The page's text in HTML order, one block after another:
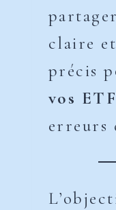
claire
précis
vos ETF
erreurs